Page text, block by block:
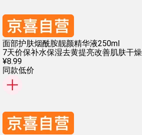
面部护肤烟酰胺靓颜精华液250ml
7天价保补水保湿去黄提亮改善肌肤干燥
¥8.99
同款低价